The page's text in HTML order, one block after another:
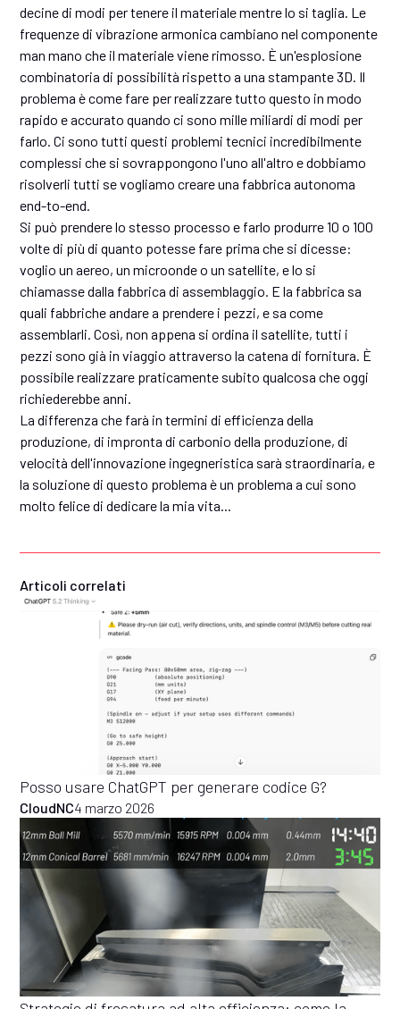
decine di modi per tenere il materiale mentre lo si taglia. Le
frequenze di vibrazione armonica cambiano nel componente
man mano che il materiale viene rimosso. È un'esplosione
combinatoria di possibilità rispetto a una stampante 3D. Il
problema è come fare per realizzare tutto questo in modo
rapido e accurato quando ci sono mille miliardi di modi per
farlo. Ci sono tutti questi problemi tecnici incredibilmente
complessi che si sovrappongono l'uno all'altro e dobbiamo
risolverli tutti se vogliamo creare una fabbrica autonoma
end-to-end.
Si può prendere lo stesso processo e farlo produrre 10 o 100
volte di più di quanto potesse fare prima che si dicesse:
voglio un aereo, un microonde o un satellite, e lo si
chiamasse dalla fabbrica di assemblaggio. E la fabbrica sa
quali fabbriche andare a prendere i pezzi, e sa come
assemblarli. Così, non appena si ordina il satellite, tutti i
pezzi sono già in viaggio attraverso la catena di fornitura. È
possibile realizzare praticamente subito qualcosa che oggi
richiederebbe anni.
La differenza che farà in termini di efficienza della
produzione, di impronta di carbonio della produzione, di
velocità dell'innovazione ingegneristica sarà straordinaria, e
la soluzione di questo problema è un problema a cui sono
molto felice di dedicare la mia vita...
Articoli correlati
Posso usare ChatGPT per generare codice G?
CloudNC4 marzo 2026